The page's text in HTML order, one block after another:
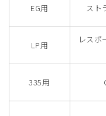
EG用 スト
LP用
レスポ
335用